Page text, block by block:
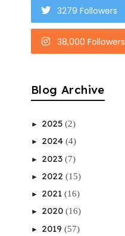
3279 Followers
38,000 Followers
Blog Archive
► 2025 (2)
► 2024 (4)
► 2023 (7)
► 2022 (15)
► 2021 (16)
► 2020 (16)
► 2019 (57)